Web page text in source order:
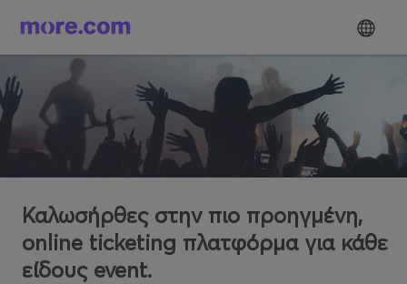
Καλωσήρθες στην πιο προηγμένη,
online ticketing πλατφόρμα για κάθε
είδους event.